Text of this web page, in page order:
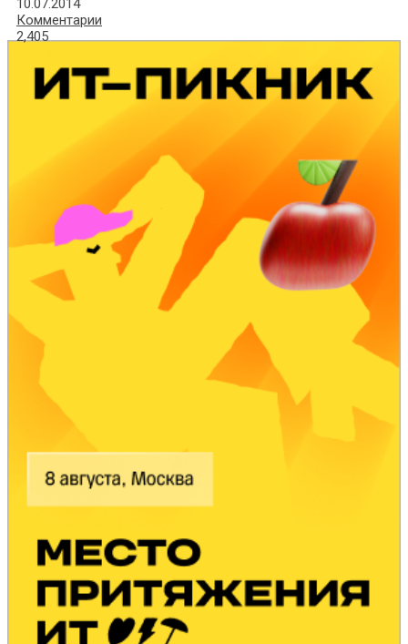
Комментарии
2,405